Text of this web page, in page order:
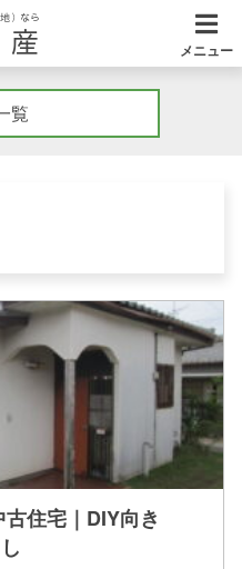
）なら
メニュー
覧
住宅｜DIY向き